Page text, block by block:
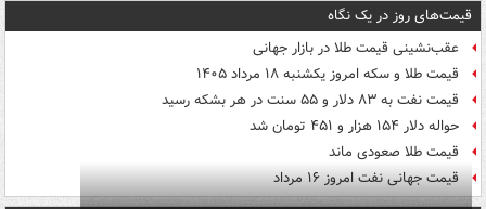
قیمت‌های روز در یک نگاه
عقب‌نشینی قیمت طلا در بازار جهانی
قیمت طلا و سکه امروز یکشنبه ۱۸ مرداد ۱۴۰۵
قیمت نفت به ۸۳ دلار و ۵۵ سنت در هر بشکه رسید
حواله دلار ۱۵۴ هزار و ۴۵۱ تومان شد
قیمت طلا صعودی ماند
قیمت جهانی نفت امروز ۱۶ مرداد